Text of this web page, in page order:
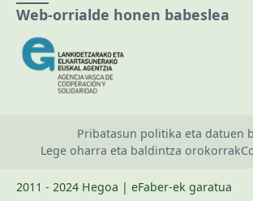
Web-orrialde honen babeslea
Pribatasun politika eta datuen
Lege oharra eta baldintza orokorrak
2011 - 2024 Hegoa | eFaber-ek garatua